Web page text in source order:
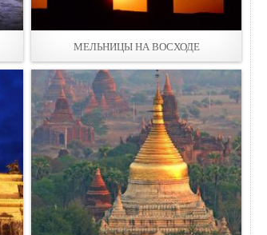
МЕЛЬНИЦЫ НА ВОСХОДЕ